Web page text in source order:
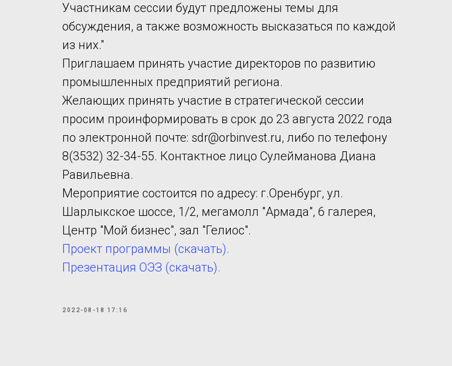
Участникам сессии будут предложены темы для
обсуждения, а также возможность высказаться по каждой
из них."
Приглашаем принять участие директоров по развитию
промышленных предприятий региона.
Желающих принять участие в стратегической сессии
просим проинформировать в срок до 23 августа 2022 года
по электронной почте: sdr@orbinvest.ru, либо по телефону
8(3532) 32-34-55. Контактное лицо Сулейманова Диана
Равильевна.
Мероприятие состоится по адресу: г.Оренбург, ул.
Шарлыкское шоссе, 1/2, мегамолл "Армада", 6 галерея,
Центр "Мой бизнес", зал "Гелиос".
Проект программы (скачать).
Презентация ОЭЗ (скачать).
2022-08-18 17:16